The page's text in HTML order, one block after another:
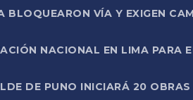
VÍA Y EXIGEN
NACIONAL EN LIMA PARA
DE PUNO INICIARÁ 20